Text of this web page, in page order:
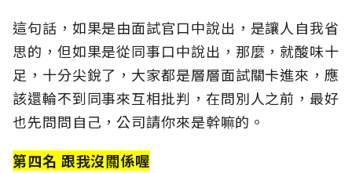
這句話，如果是由面試官口中說出，是讓人自我省
思的，但如果是從同事口中說出，那麼，就酸味十
足，十分尖銳了，大家都是層層面試關卡進來，應
該還輪不到同事來互相批判，在問別人之前，最好
也先問問自己，公司請你來是幹嘛的。
第四名 跟我沒關係喔